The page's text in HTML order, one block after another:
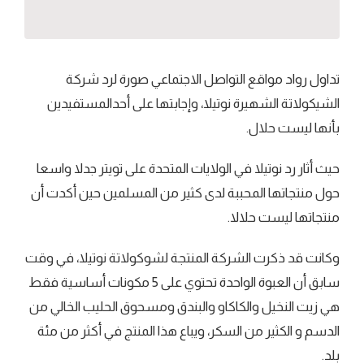
تداول رواد مواقع التواصل الاجتماعي صورة لرد شركة
الشيكولاتة الشهيرة نوتيلا، وإجابتها على أحدالمستفيدين
بأنها ليست حلال.
حيث أثار رد نوتيلا في الولايات المتحدة على تويتر جدلا واسعا
حول منتجاتها المحببة لدى كثير من المسلمين حين أكدت أن
منتجاتها ليست حلالا.
وكانت قد ذكرت الشركة المنتجة لشوكولاتة نوتيلا، في وقت
سابق أن العبوة الواحدة تحتوي على 5 مكونات أساسية فقط
هي زيت النخيل والكاكاو والبندق ومسحوق الحليب الخالي من
الدسم و الكثير من السكر، ويباع هذا المنتج في أكثر من مئة
بلد.